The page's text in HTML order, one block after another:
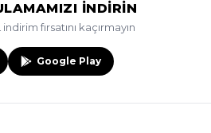
İNDİRİN
fırsatını kaçırmayın
Google Play